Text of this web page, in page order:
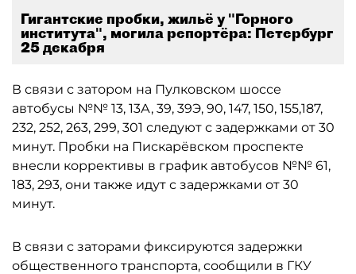
Гигантские пробки, жильё у "Горного
института", могила репортёра: Петербург
25 декабря
В связи с затором на Пулковском шоссе
автобусы №№ 13, 13А, 39, 39Э, 90, 147, 150, 155,187,
232, 252, 263, 299, 301 следуют с задержками от 30
минут. Пробки на Пискарёвском проспекте
внесли коррективы в график автобусов №№ 61,
183, 293, они также идут с задержками от 30
минут.
В связи с заторами фиксируются задержки
общественного транспорта, сообщили в ГКУ